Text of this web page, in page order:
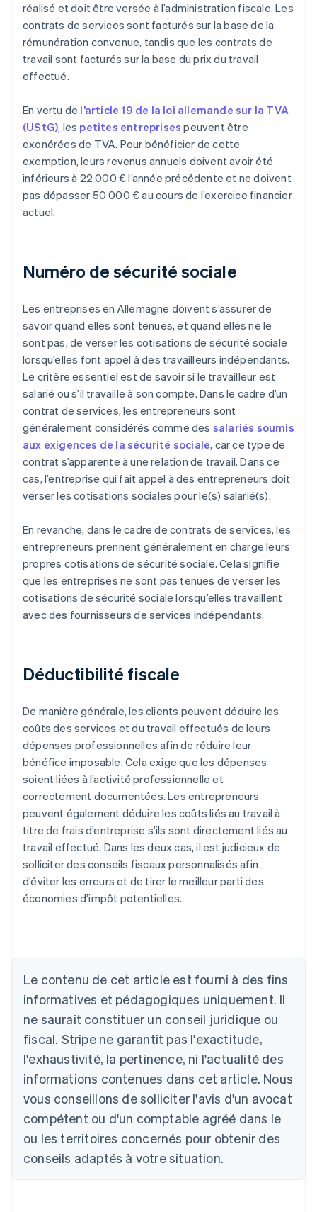
réalisé et doit être versée à l’administration fiscale. Les
contrats de services sont facturés sur la base de la
rémunération convenue, tandis que les contrats de
travail sont facturés sur la base du prix du travail
effectué.
En vertu de l’article 19 de la loi allemande sur la TVA
(UStG), les petites entreprises peuvent être
exonérées de TVA. Pour bénéficier de cette
exemption, leurs revenus annuels doivent avoir été
inférieurs à 22 000 € l’année précédente et ne doivent
pas dépasser 50 000 € au cours de l’exercice financier
actuel.
Numéro de sécurité sociale
Les entreprises en Allemagne doivent s’assurer de
savoir quand elles sont tenues, et quand elles ne le
sont pas, de verser les cotisations de sécurité sociale
lorsqu’elles font appel à des travailleurs indépendants.
Le critère essentiel est de savoir si le travailleur est
salarié ou s’il travaille à son compte. Dans le cadre d’un
contrat de services, les entrepreneurs sont
généralement considérés comme des salariés soumis
aux exigences de la sécurité sociale, car ce type de
contrat s’apparente à une relation de travail. Dans ce
cas, l’entreprise qui fait appel à des entrepreneurs doit
verser les cotisations sociales pour le(s) salarié(s).
En revanche, dans le cadre de contrats de services, les
entrepreneurs prennent généralement en charge leurs
propres cotisations de sécurité sociale. Cela signifie
que les entreprises ne sont pas tenues de verser les
cotisations de sécurité sociale lorsqu’elles travaillent
avec des fournisseurs de services indépendants.
Déductibilité fiscale
De manière générale, les clients peuvent déduire les
coûts des services et du travail effectués de leurs
dépenses professionnelles afin de réduire leur
bénéfice imposable. Cela exige que les dépenses
soient liées à l’activité professionnelle et
correctement documentées. Les entrepreneurs
peuvent également déduire les coûts liés au travail à
titre de frais d’entreprise s’ils sont directement liés au
travail effectué. Dans les deux cas, il est judicieux de
solliciter des conseils fiscaux personnalisés afin
d’éviter les erreurs et de tirer le meilleur parti des
économies d’impôt potentielles.
Le contenu de cet article est fourni à des fins
informatives et pédagogiques uniquement. Il
ne saurait constituer un conseil juridique ou
fiscal. Stripe ne garantit pas l'exactitude,
l'exhaustivité, la pertinence, ni l'actualité des
informations contenues dans cet article. Nous
vous conseillons de solliciter l'avis d'un avocat
compétent ou d'un comptable agréé dans le
ou les territoires concernés pour obtenir des
conseils adaptés à votre situation.
DeutschEnglish
Australie
English
Autriche
DeutschEnglish
NederlandsFrançaisDeutschEnglish
Brésil
Português
Bulgarie
English
Canada
Chine continentale
简体中文English